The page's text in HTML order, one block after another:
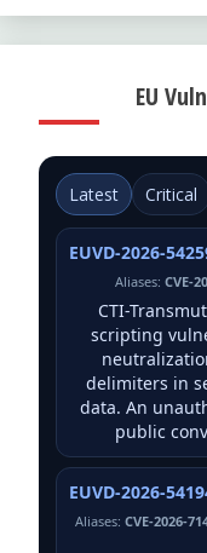
EU
Latest Critical
EUVD-2026-
Aliases: CVE-
CTI-
scripting
delimiters in
data. An
public
EUVD-2026-
Aliases: CVE-2026-